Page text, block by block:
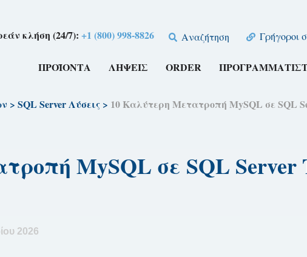
κλήση (24/7):+1 (800) 998-8826 Αναζήτηση Γρήγοροι
ΠΡΟΪΌΝΤΑ ΛΉΨΕΙΣ ORDER
> SQL Server Λύσεις> 10 Καλύτερη Μετατροπή MySQL σε SQL
MySQL σε SQL
2026